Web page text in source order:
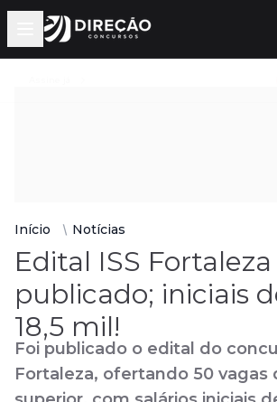
Open main menu
Início Notícias
Edital ISS Fortaleza
publicado; iniciais
18,5 mil!
Foi publicado o edital do
Fortaleza, ofertando 50 vagas